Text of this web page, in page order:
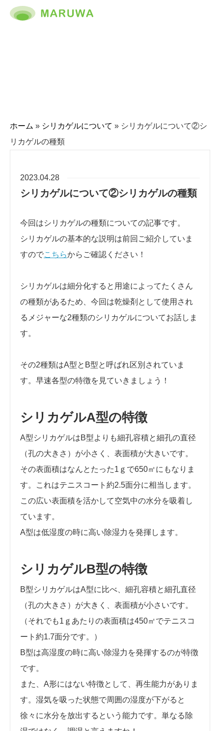
ホーム » シリカゲルについて » シリカゲルについて②シ
リカゲルの種類
2023.04.28
シリカゲルについて②シリカゲルの種類
今回はシリカゲルの種類についての記事です。
シリカゲルの基本的な説明は前回ご紹介していま
すのでこちらからご確認ください！
シリカゲルは細分化すると用途によってたくさん
の種類があるため、今回は乾燥剤として使用され
るメジャーな2種類のシリカゲルについてお話しま
す。
その2種類はA型とB型と呼ばれ区別されていま
す。早速各型の特徴を見ていきましょう！
シリカゲルA型の特徴
A型シリカゲルはB型よりも細孔容積と細孔の直径
（孔の大きさ）が小さく、表面積が大きいです。
その表面積はなんとたった1ｇで650㎡にもなりま
す。これはテニスコート約2.5面分に相当します。
この広い表面積を活かして空気中の水分を吸着し
ています。
A型は低湿度の時に高い除湿力を発揮します。
シリカゲルB型の特徴
B型シリカゲルはA型に比べ、細孔容積と細孔直径
（孔の大きさ）が大きく、表面積が小さいです。
（それでも1ｇあたりの表面積は450㎡でテニスコ
ート約1.7面分です。）
B型は高湿度の時に高い除湿力を発揮するのが特徴
です。
また、A形にはない特徴として、再生能力がありま
す。湿気を吸った状態で周囲の湿度が下がると
徐々に水分を放出するという能力です。単なる除